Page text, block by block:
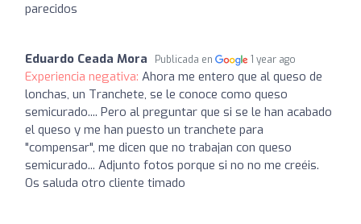
parecidos
Eduardo Ceada Mora Publicada en 1 year ago
Experiencia negativa: Ahora me entero que al queso de
lonchas, un Tranchete, se le conoce como queso
semicurado.... Pero al preguntar que si se le han acabado
el queso y me han puesto un tranchete para
"compensar", me dicen que no trabajan con queso
semicurado... Adjunto fotos porque si no no me creéis.
Os saluda otro cliente timado